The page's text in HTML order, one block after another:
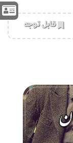
‌قابل توجه